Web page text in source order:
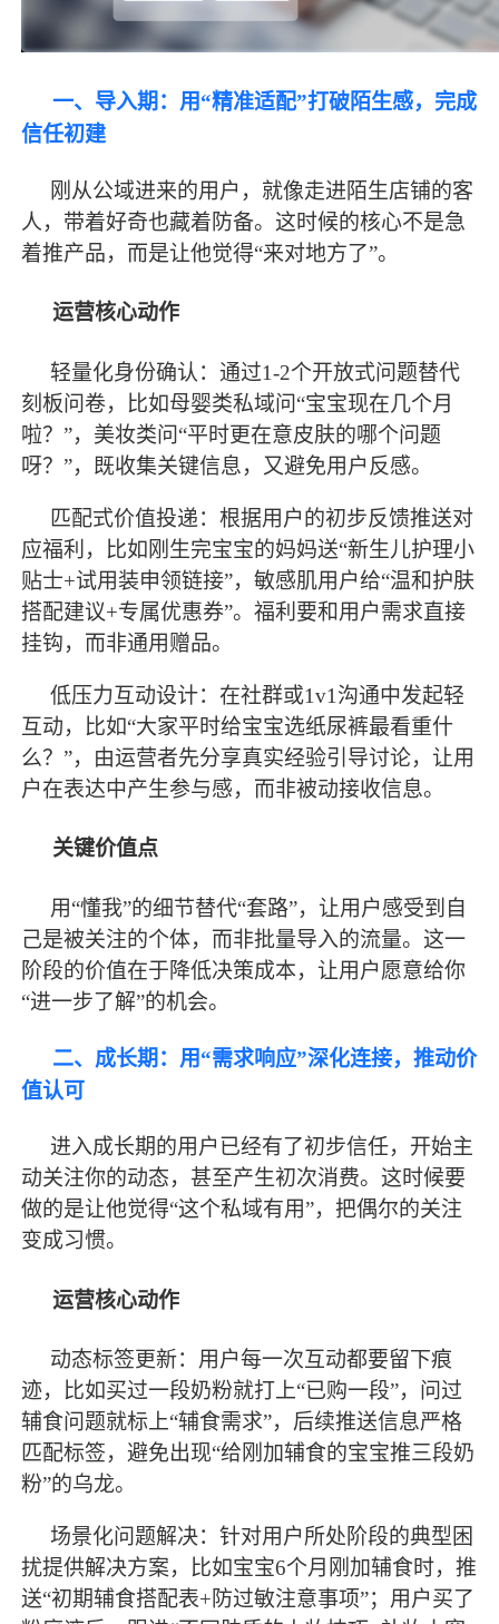
一、导入期：用“精准适配”打破陌生感，完成
信任初建
刚从公域进来的用户，就像走进陌生店铺的客
人，带着好奇也藏着防备。这时候的核心不是急
着推产品，而是让他觉得“来对地方了”。
运营核心动作
轻量化身份确认：通过1-2个开放式问题替代
刻板问卷，比如母婴类私域问“宝宝现在几个月
啦？”，美妆类问“平时更在意皮肤的哪个问题
呀？”，既收集关键信息，又避免用户反感。
匹配式价值投递：根据用户的初步反馈推送对
应福利，比如刚生完宝宝的妈妈送“新生儿护理小
贴士+试用装申领链接”，敏感肌用户给“温和护肤
搭配建议+专属优惠券”。福利要和用户需求直接
挂钩，而非通用赠品。
低压力互动设计：在社群或1v1沟通中发起轻
互动，比如“大家平时给宝宝选纸尿裤最看重什
么？”，由运营者先分享真实经验引导讨论，让用
户在表达中产生参与感，而非被动接收信息。
关键价值点
用“懂我”的细节替代“套路”，让用户感受到自
己是被关注的个体，而非批量导入的流量。这一
阶段的价值在于降低决策成本，让用户愿意给你
“进一步了解”的机会。
二、成长期：用“需求响应”深化连接，推动价
值认可
进入成长期的用户已经有了初步信任，开始主
动关注你的动态，甚至产生初次消费。这时候要
做的是让他觉得“这个私域有用”，把偶尔的关注
变成习惯。
运营核心动作
动态标签更新：用户每一次互动都要留下痕
迹，比如买过一段奶粉就打上“已购一段”，问过
辅食问题就标上“辅食需求”，后续推送信息严格
匹配标签，避免出现“给刚加辅食的宝宝推三段奶
粉”的乌龙。
场景化问题解决：针对用户所处阶段的典型困
扰提供解决方案，比如宝宝6个月刚加辅食时，推
送“初期辅食搭配表+防过敏注意事项”；用户买了